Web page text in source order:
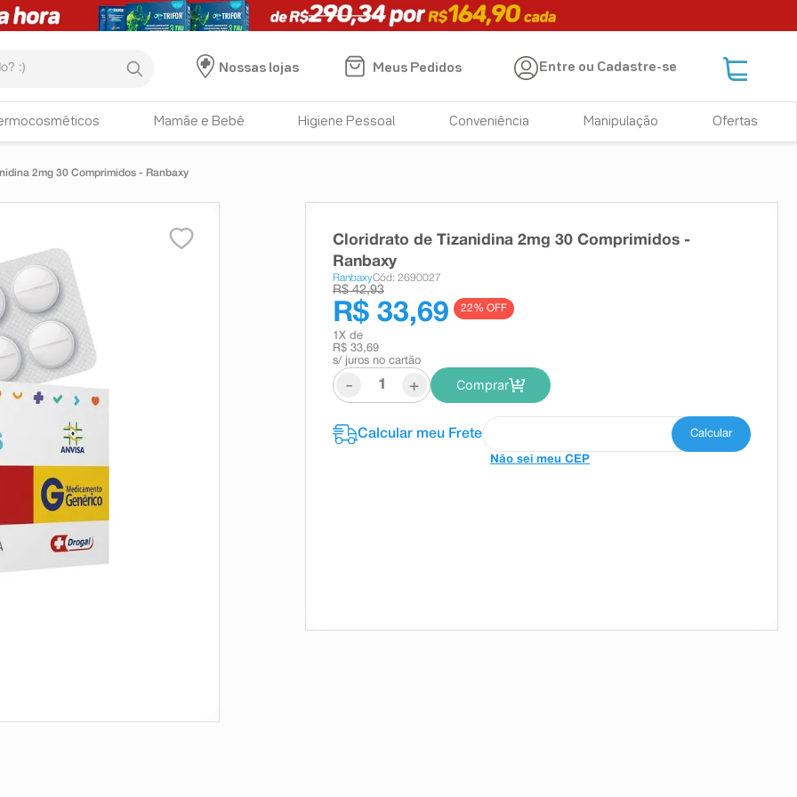
Nossas lojas
Meus Pedidos Entre ou Cadastre-se
Mamãe e Bebê Higiene Pessoal Conveniência Manipulação Ofertas
2mg 30 Comprimidos - Ranbaxy
Cloridrato de Tizanidina 2mg 30 Comprimidos -
Ranbaxy
RanbaxyCód: 2690027
R$ 42,93
R$ 33,69 22% OFF
1 X de
R$ 33,69
s/ juros no cartão
- + Comprar
Não sei meu CEP